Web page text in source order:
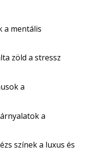
a mentális
zöld a stressz
a
a
színek a luxus és